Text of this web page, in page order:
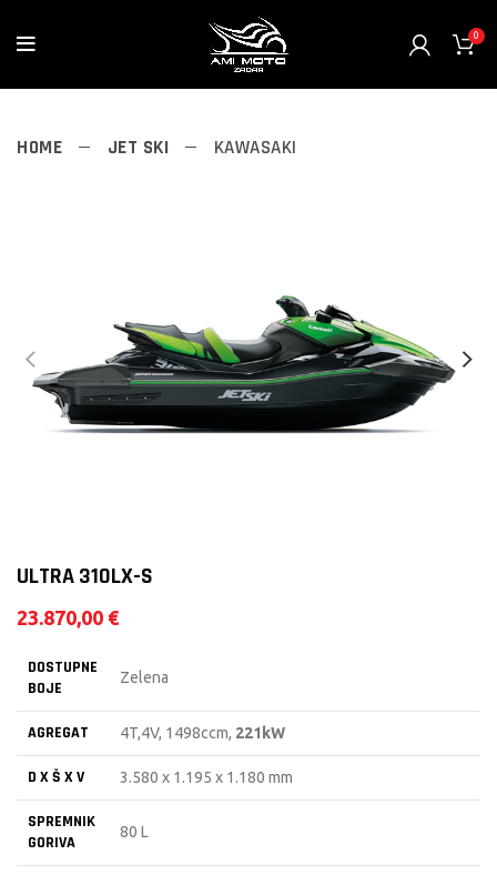
0
HOME JET SKI KAWASAKI
ULTRA 310LX-S
23.870,00 €
DOSTUPNE
BOJE
Zelena
AGREGAT 4T,4V, 1498ccm, 221kW
D X Š X V 3.580 x 1.195 x 1.180 mm
SPREMNIK
GORIVA
80 L